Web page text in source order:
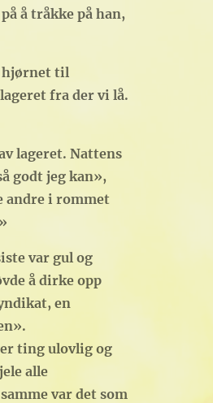
å tråkke på han,
hjørnet til
fra der vi lå.
lageret. Nattens
godt jeg kan»,
andre i rommet
var gul og
å dirke opp
en
ting ulovlig og
alle
var det som